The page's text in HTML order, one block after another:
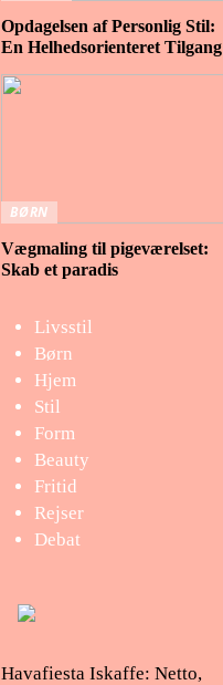
Opdagelsen af Personlig Stil:
En Helhedsorienteret Tilgang
BØRN
Vægmaling til pigeværelset:
Skab et paradis
Livsstil
Børn
Hjem
Stil
Form
Beauty
Fritid
Rejser
Debat
Havafiesta Iskaffe: Netto,